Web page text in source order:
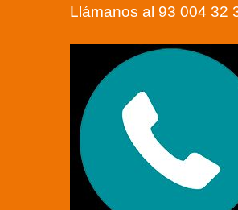
Llámanos al 93 004 32